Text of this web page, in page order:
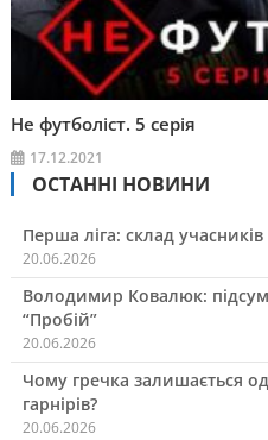
Не футболіст. 5 серія
17.12.2021
ОСТАННІ НОВИНИ
Перша ліга: склад
20.06.2026
Володимир Ковалюк:
“Пробій”
20.06.2026
Чому гречка залишається
гарнірів?
20.06.2026